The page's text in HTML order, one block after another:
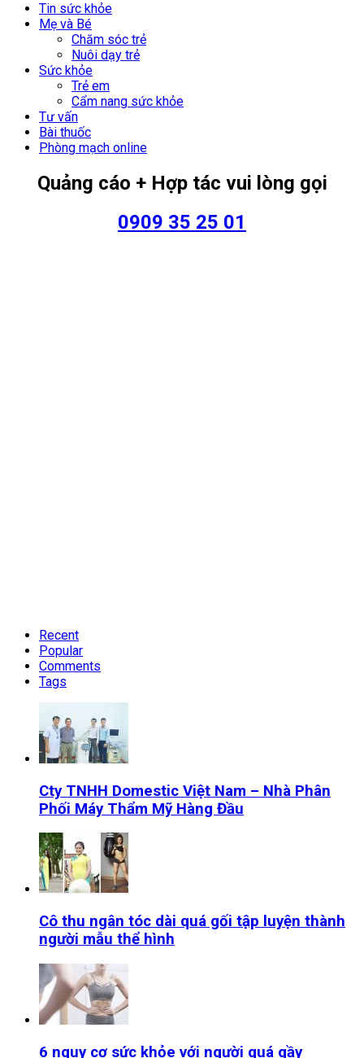
Tin sức khỏe
Mẹ và Bé
Chăm sóc trẻ
Nuôi dạy trẻ
Sức khỏe
Trẻ em
Cẩm nang sức khỏe
Tư vấn
Bài thuốc
Phòng mạch online
Quảng cáo + Hợp tác vui lòng gọi
0909 35 25 01
Recent
Popular
Comments
Tags
Cty TNHH Domestic Việt Nam – Nhà Phân
Phối Máy Thẩm Mỹ Hàng Đầu
Cô thu ngân tóc dài quá gối tập luyện thành
người mẫu thể hình
6 nguy cơ sức khỏe với người quá gầy